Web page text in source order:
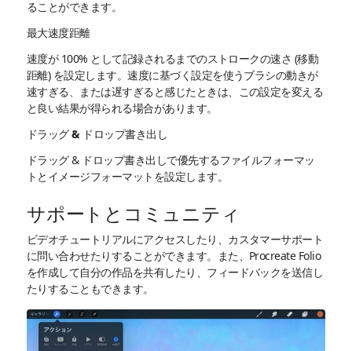
ることができます。
最大速度距離
速度が 100% として記録されるまでのストロークの速さ (移動
距離) を設定します。速度に基づく設定を使うブラシの動きが
速すぎる、または遅すぎると感じたときは、この設定を変える
と良い結果が得られる場合があります。
ドラッグ & ドロップ書き出し
ドラッグ & ドロップ書き出しで優先するファイルフォーマッ
トとイメージフォーマットを設定します。
サポートとコミュニティ
ビデオチュートリアルにアクセスしたり、カスタマーサポート
に問い合わせたりすることができます。また、Procreate Folio
を作成して自分の作品を共有したり、フィードバックを送信し
たりすることもできます。